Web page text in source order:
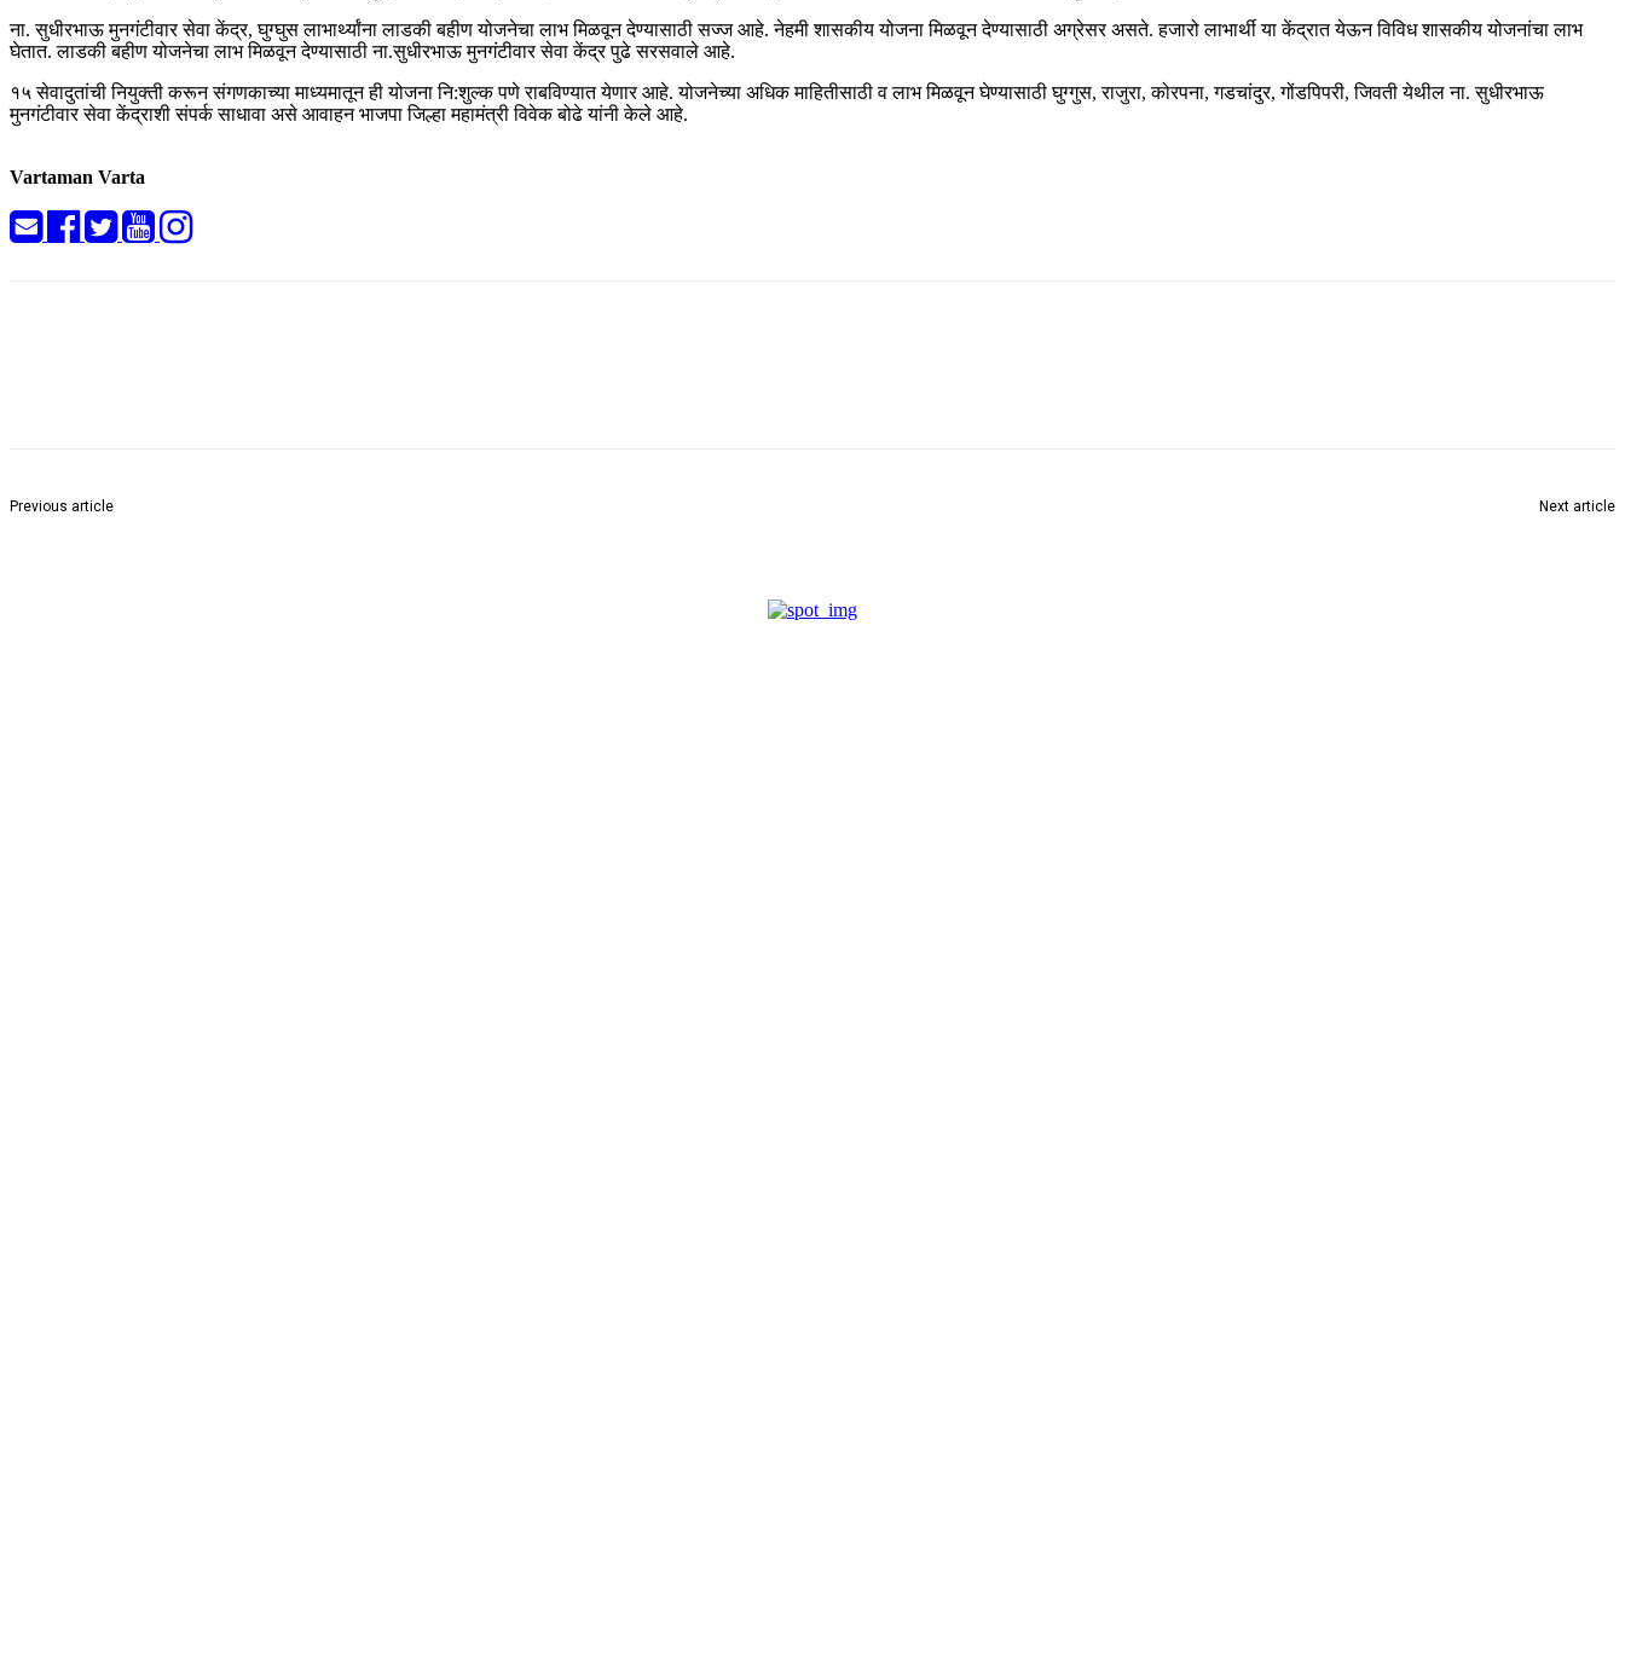
ना. सुधीरभाऊ मुनगंटीवार सेवा केंद्र, घुग्घुस लाभार्थ्यांना लाडकी बहीण योजनेचा लाभ मिळवून देण्यासाठी सज्ज आहे. नेहमी शासकीय योजना मिळवून देण्यासाठी अग्रेसर असते. हजारो लाभार्थी या केंद्रात येऊन विविध शासकीय योजनांचा लाभ
घेतात. लाडकी बहीण योजनेचा लाभ मिळवून देण्यासाठी ना.सुधीरभाऊ मुनगंटीवार सेवा केंद्र पुढे सरसवाले आहे.
१५ सेवादुतांची नियुक्ती करून संगणकाच्या माध्यमातून ही योजना नि:शुल्क पणे राबविण्यात येणार आहे. योजनेच्या अधिक माहितीसाठी व लाभ मिळवून घेण्यासाठी घुग्गुस, राजुरा, कोरपना, गडचांदुर, गोंडपिपरी, जिवती येथील ना. सुधीरभाऊ
मुनगंटीवार सेवा केंद्राशी संपर्क साधावा असे आवाहन भाजपा जिल्हा महामंत्री विवेक बोढे यांनी केले आहे.
Vartaman Varta
Previous article Next article